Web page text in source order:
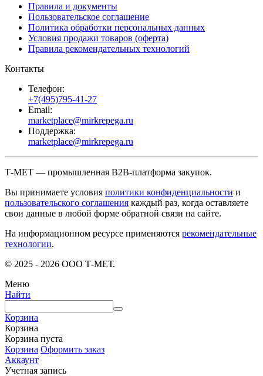
Правила и документы
Пользовательское соглашение
Политика обработки персональных данных
Условия продажи товаров (оферта)
Правила рекомендательных технологий
Контакты
Телефон:
+7(495)795-41-27
Email:
marketplace@mirkrepega.ru
Поддержка:
marketplace@mirkrepega.ru
Т-МЕТ — промышленная B2B-платформа закупок.
Вы принимаете условия политики конфиденциальности и
пользовательского соглашения каждый раз, когда оставляете
свои данные в любой форме обратной связи на сайте.
На информационном ресурсе применяются рекомендательные
технологии.
© 2025 - 2026 ООО Т-МЕТ.
Меню
Найти
Корзина
Корзина
Корзина пуста
Корзина Оформить заказ
Аккаунт
Учетная запись